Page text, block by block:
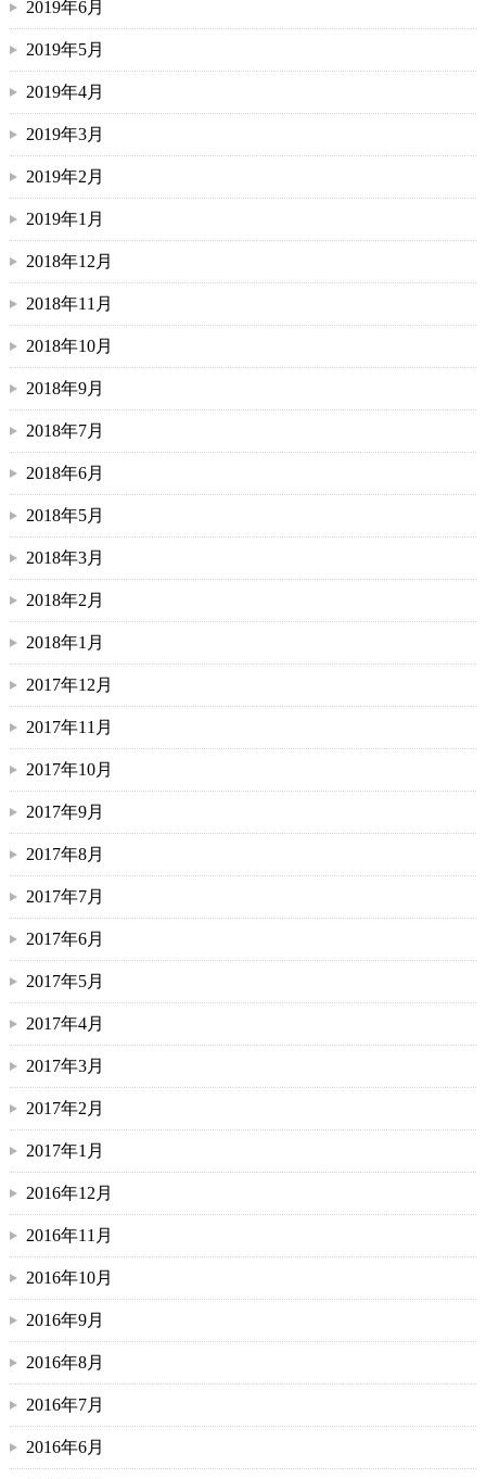
2019年6月
2019年5月
2019年4月
2019年3月
2019年2月
2019年1月
2018年12月
2018年11月
2018年10月
2018年9月
2018年7月
2018年6月
2018年5月
2018年3月
2018年2月
2018年1月
2017年12月
2017年11月
2017年10月
2017年9月
2017年8月
2017年7月
2017年6月
2017年5月
2017年4月
2017年3月
2017年2月
2017年1月
2016年12月
2016年11月
2016年10月
2016年9月
2016年8月
2016年7月
2016年6月